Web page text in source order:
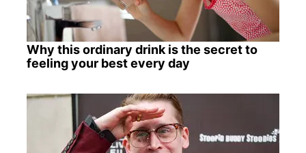
Why this ordinary drink is the secret to
feeling your best every day